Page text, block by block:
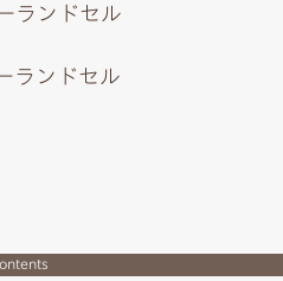
ランドセル
ランドセル